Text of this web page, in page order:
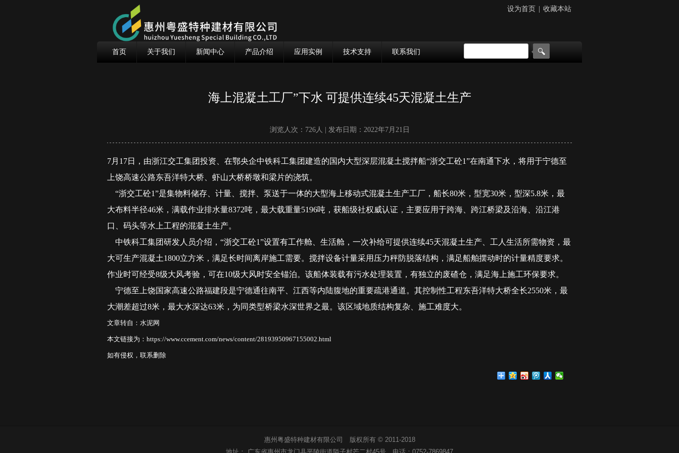
设为首页 收藏本站
首页 关于我们 新闻中心 产品介绍 应用实例 技术支持 联系我们
海上混凝土工厂”下水 可提供连续45天混凝土生产
浏览人次：726人 | 发布日期：2022年7月21日
7月17日，由浙江交工集团投资、在鄂央企中铁科工集团建造的国内大型深层混凝土搅拌船“浙交工砼1”在南通下水，将用于宁德至
上饶高速公路东吾洋特大桥、虾山大桥桥墩和梁片的浇筑。
“浙交工砼1”是集物料储存、计量、搅拌、泵送于一体的大型海上移动式混凝土生产工厂，船长80米，型宽30米，型深5.8米，最
大布料半径46米，满载作业排水量8372吨，最大载重量5196吨，获船级社权威认证，主要应用于跨海、跨江桥梁及沿海、沿江港
口、码头等水上工程的混凝土生产。
中铁科工集团研发人员介绍，“浙交工砼1”设置有工作舱、生活舱，一次补给可提供连续45天混凝土生产、工人生活所需物资，最
大可生产混凝土1800立方米，满足长时间离岸施工需要。搅拌设备计量采用压力秤防脱落结构，满足船舶摆动时的计量精度要求。
作业时可经受8级大风考验，可在10级大风时安全锚泊。该船体装载有污水处理装置，有独立的废碴仓，满足海上施工环保要求。
宁德至上饶国家高速公路福建段是宁德通往南平、江西等内陆腹地的重要疏港通道。其控制性工程东吾洋特大桥全长2550米，最
大潮差超过8米，最大水深达63米，为同类型桥梁水深世界之最。该区域地质结构复杂、施工难度大。
文章转自：水泥网
本文链接为：https://www.ccement.com/news/content/28193950967155002.html
如有侵权，联系删除
惠州粤盛特种建材有限公司 版权所有 © 2011-2018